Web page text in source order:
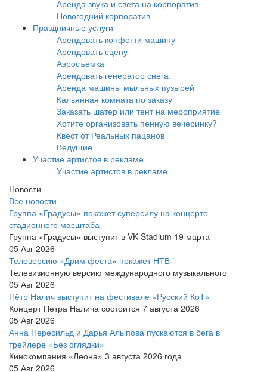
Аренда звука и света на корпоратив
Новогодний корпоратив
Праздничные услуги
Арендовать конфетти машину
Арендовать сцену
Аэросъемка
Арендовать генератор снега
Аренда машины мыльных пузырей
Кальянная комната по заказу
Заказать шатер или тент на мероприятие
Хотите организовать пенную вечеринку?
Квест от Реальных пацанов
Ведущие
Участие артистов в рекламе
Участие артистов в рекламе
Новости
Все новости
Группа «Градусы» покажет суперсилу на концерте
стадионного масштаба
Группа «Градусы» выступит в VK Stadium 19 марта
05 Авг 2026
Телеверсию «Дрим феста» покажет НТВ
Телевизионную версию международного музыкального
05 Авг 2026
Пётр Налич выступит на фестивале «Русский КоТ»
Концерт Петра Налича состоится 7 августа 2026
05 Авг 2026
Анна Пересильд и Дарья Алыпова пускаются в бега в
трейлере «Без оглядки»
Кинокомпания «Леона» 3 августа 2026 года
05 Авг 2026